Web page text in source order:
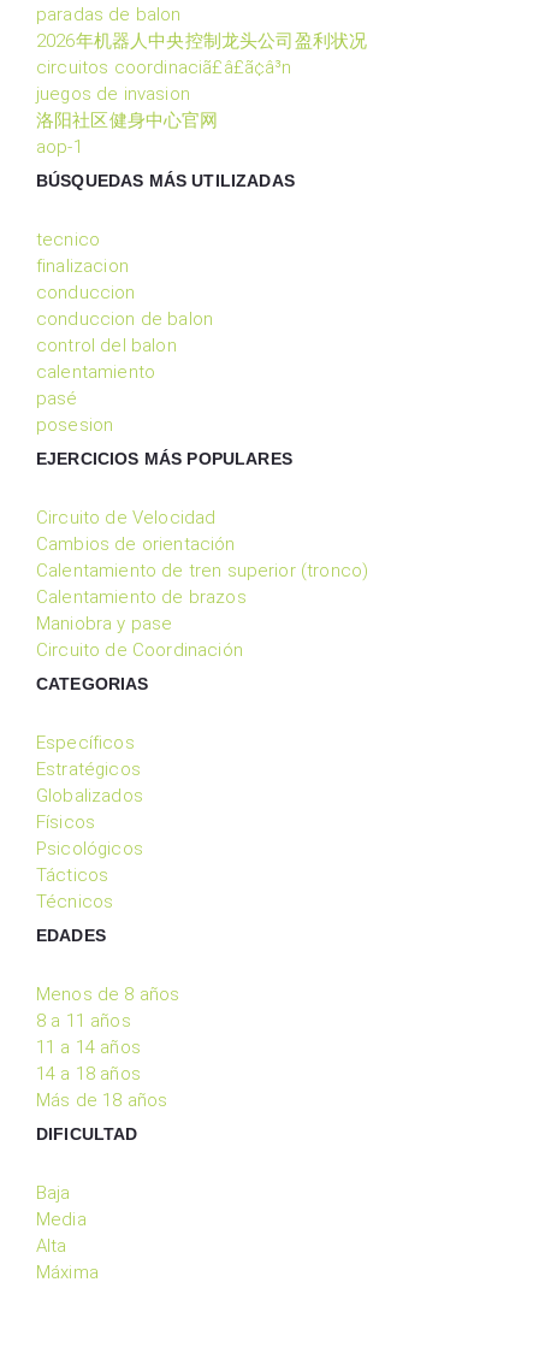
paradas de balon
2026年机器人中央控制龙头公司盈利状况
circuitos coordinaciã£â£ã¢â³n
juegos de invasion
洛阳社区健身中心官网
aop-1
BÚSQUEDAS MÁS UTILIZADAS
tecnico
finalizacion
conduccion
conduccion de balon
control del balon
calentamiento
pasé
posesion
EJERCICIOS MÁS POPULARES
Circuito de Velocidad
Cambios de orientación
Calentamiento de tren superior (tronco)
Calentamiento de brazos
Maniobra y pase
Circuito de Coordinación
CATEGORIAS
Específicos
Estratégicos
Globalizados
Físicos
Psicológicos
Tácticos
Técnicos
EDADES
Menos de 8 años
8 a 11 años
11 a 14 años
14 a 18 años
Más de 18 años
DIFICULTAD
Baja
Media
Alta
Máxima